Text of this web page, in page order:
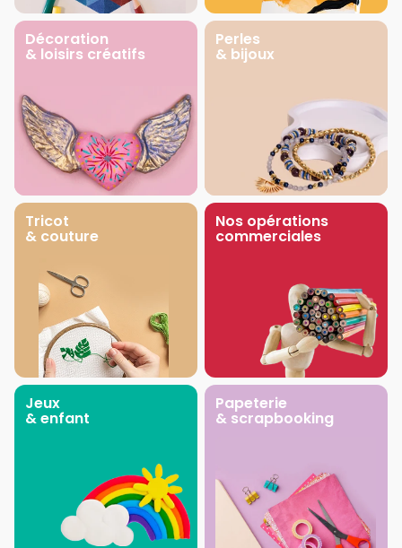
Décoration
& loisirs créatifs
Perles
& bijoux
Tricot
& couture
Nos opérations
commerciales
Jeux
& enfant
Papeterie
& scrapbooking